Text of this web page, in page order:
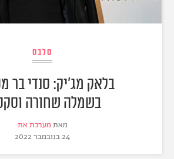
סלבס
בלאק מג'יק: סנדי בר
בשמלה שחורה
מאת מערכת את
24 בנובמבר 2022